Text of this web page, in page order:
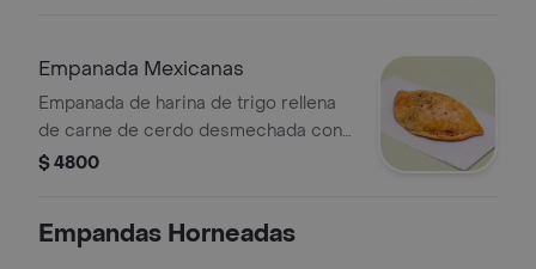
Empanada Mexicanas
Empanada de harina de trigo rellena
de carne de cerdo desmechada con
jalapeños.
$ 4800
Empandas Horneadas